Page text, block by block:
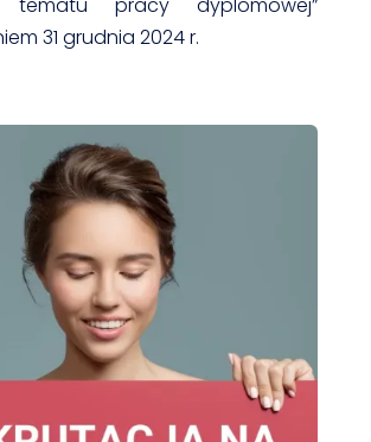
tematu pracy dyplomowej”
31 grudnia 2024 r.